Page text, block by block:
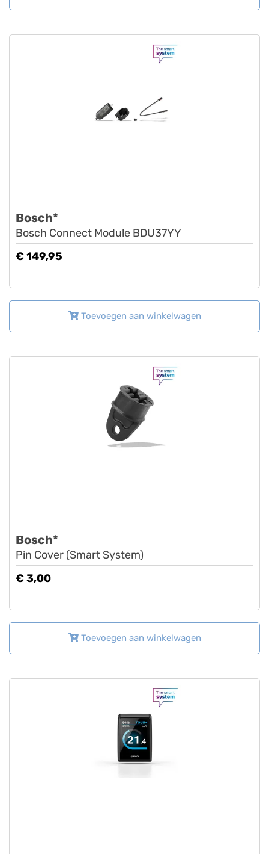
Bosch*
Bosch Connect Module BDU37YY
€ 149,95
Toevoegen aan winkelwagen
Bosch*
Pin Cover (Smart System)
€ 3,00
Toevoegen aan winkelwagen